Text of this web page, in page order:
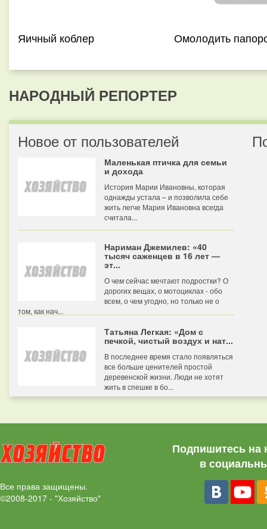
Яичный коблер Омолодить
НАРОДНЫЙ РЕПОРТЕР
Новое от пользователей
Маленькая птичка для семьи
и дохода
История Марии Ивановны, которая
однажды устала – и позволила себе
жить легче Мария Ивановна всегда
считала...
Нариман Джемилев: «40
тысяч саженцев в 16 лет —
эт...
О чем сейчас мечтают подростки? О
дорогих вещах, о мотоциклах - обо
всем, о чем угодно, но только не о
том, как нач...
Татьяна Легкая: «Дом с
печкой, чистый воздух и нат...
В последнее время стало появляться
все больше ценителей простой
деревенской жизни. Люди не хотят
жить в спешке в бо...
Все права защищены.
©2008-2017 - "Хозяйство"
Подпишитесь на
в